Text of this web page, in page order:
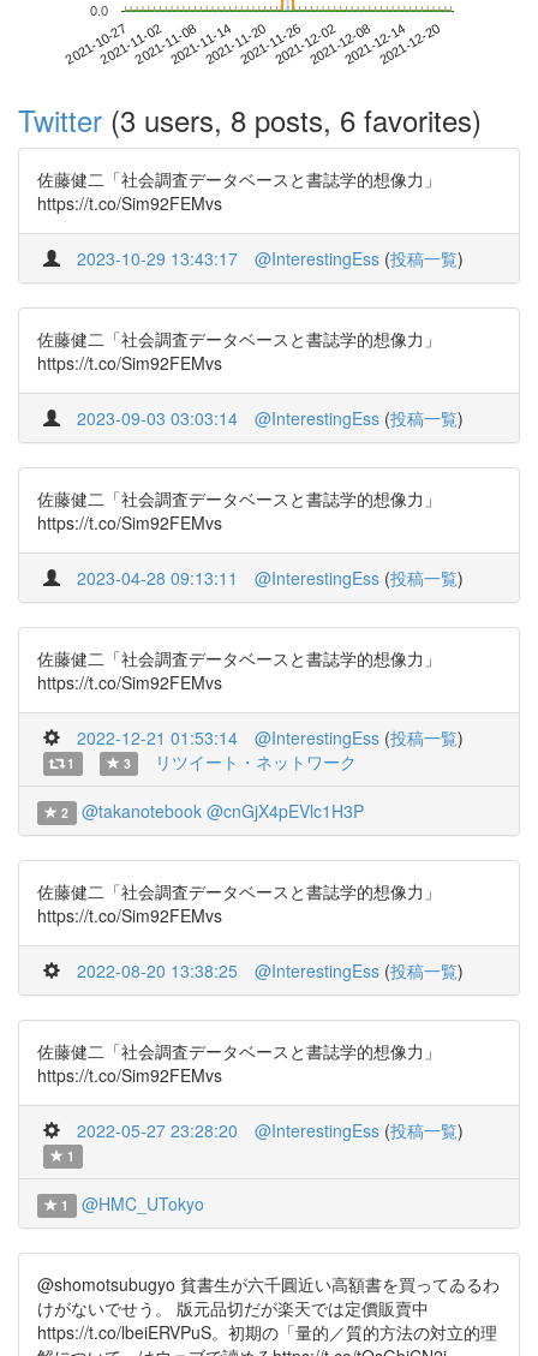
2021-10-272021-11-022021-11-082021-11-142021-11-202021-11-262021-12-022021-12-082021-12-142021-12-20
0.0
Twitter (3 users, 8 posts, 6 favorites)
佐藤健二「社会調査データベースと書誌学的想像力」
https://t.co/Sim92FEMvs
2023-10-29 13:43:17 @InterestingEss (投稿一覧)
佐藤健二「社会調査データベースと書誌学的想像力」
https://t.co/Sim92FEMvs
2023-09-03 03:03:14 @InterestingEss (投稿一覧)
佐藤健二「社会調査データベースと書誌学的想像力」
https://t.co/Sim92FEMvs
2023-04-28 09:13:11 @InterestingEss (投稿一覧)
佐藤健二「社会調査データベースと書誌学的想像力」
https://t.co/Sim92FEMvs
2022-12-21 01:53:14 @InterestingEss (投稿一覧)
1 3 リツイート・ネットワーク
2 @takanotebook @cnGjX4pEVlc1H3P
佐藤健二「社会調査データベースと書誌学的想像力」
https://t.co/Sim92FEMvs
2022-08-20 13:38:25 @InterestingEss (投稿一覧)
佐藤健二「社会調査データベースと書誌学的想像力」
https://t.co/Sim92FEMvs
2022-05-27 23:28:20 @InterestingEss (投稿一覧)
1
1 @HMC_UTokyo
@shomotsubugyo 貧書生が六千圓近い高額書を買ってゐるわ
けがないでせう。 版元品切だが楽天では定價販賣中
https://t.co/lbeiERVPuS。初期の「量的／質的方法の対立的理